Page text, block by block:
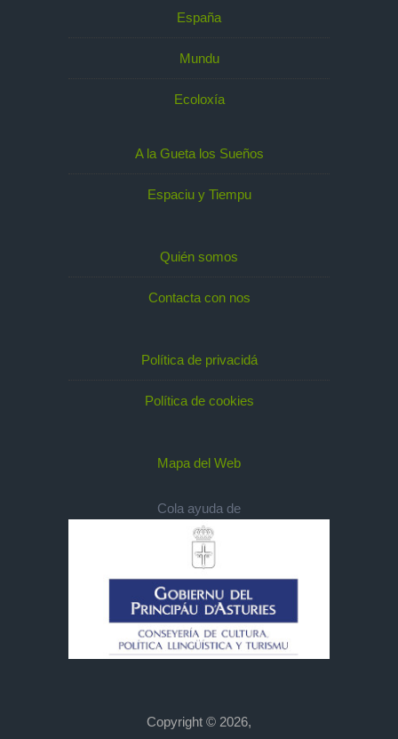
España
Mundu
Ecoloxía
A la Gueta los Sueños
Espaciu y Tiempu
Quién somos
Contacta con nos
Política de privacidá
Política de cookies
Mapa del Web
Cola ayuda de
Copyright © 2026,